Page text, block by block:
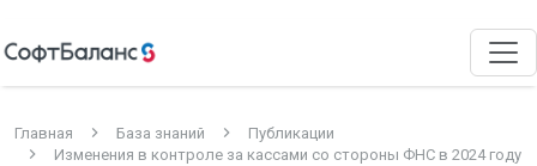
Главная База знаний
Публикации
Изменения в контроле за кассами со стороны ФНС в 2024 году